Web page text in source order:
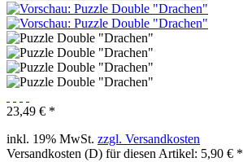
23,49 € *
inkl. 19% MwSt. zzgl. Versandkosten
Versandkosten (D) für diesen Artikel: 5,90 € *